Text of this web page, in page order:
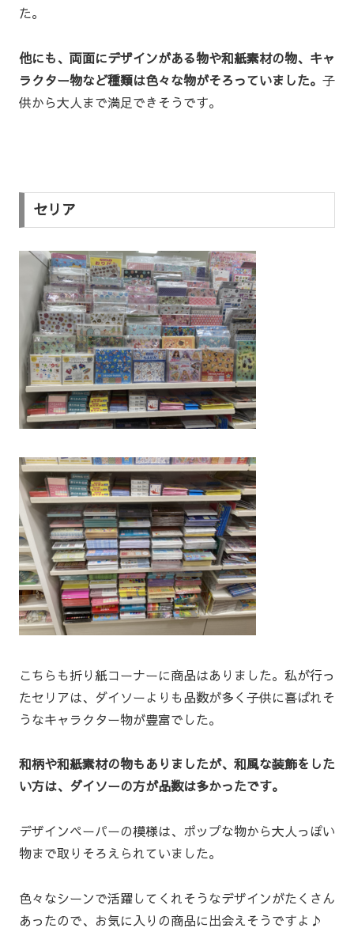
た。
他にも、両面にデザインがある物や和紙素材の物、キャ
ラクター物など種類は色々な物がそろっていました。 子
供から大人まで満足できそうです。
セリア
こちらも折り紙コーナーに商品はありました。私が行っ
たセリアは、ダイソーよりも品数が多く子供に喜ばれそ
うなキャラクター物が豊富でした。
和柄や和紙素材の物もありましたが、和風な装飾をした
い方は、ダイソーの方が品数は多かったです。
デザインペーパーの模様は、ポップな物から大人っぽい
物まで取りそろえられていました。
色々なシーンで活躍してくれそうなデザインがたくさん
あったので、お気に入りの商品に出会えそうですよ♪